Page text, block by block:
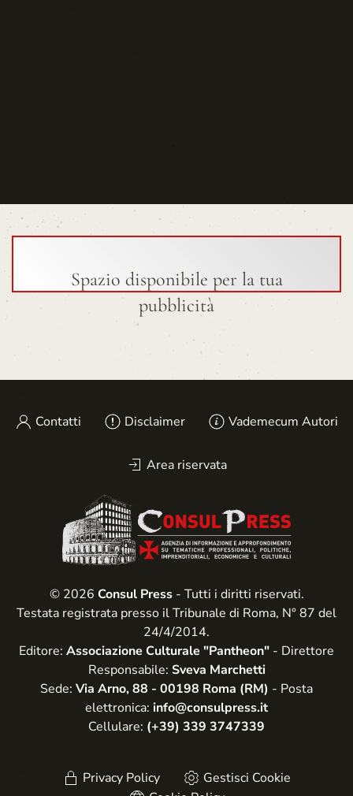
Spazio disponibile per la tua
pubblicità
Contatti Disclaimer Vademecum Autori
Area riservata
© 2026 Consul Press- Tutti i diritti riservati.
Testata registrata presso il Tribunale di Roma, N° 87 del
24/4/2014.
Editore: Associazione Culturale "Pantheon" - Direttore
Responsabile: Sveva Marchetti
Sede: Via Arno, 88 - 00198 Roma (RM) - Posta
elettronica: info@consulpress.it
Cellulare: (+39) 339 3747339
Privacy Policy
Gestisci Cookie